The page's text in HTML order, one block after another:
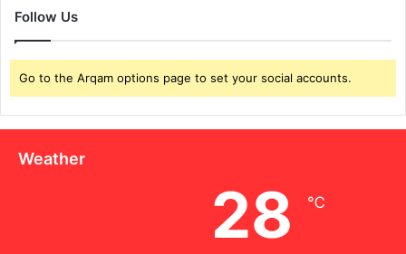
Follow Us
Go to the Arqam options page to set your social accounts.
Weather
28 ℃